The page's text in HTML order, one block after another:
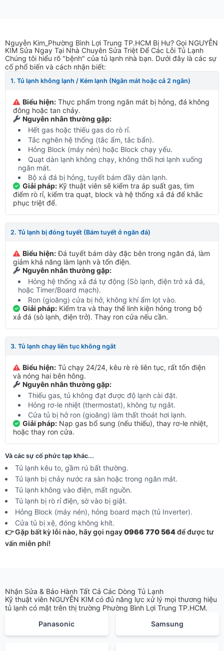
Nguyễn Kim_Phường Bình Lợi Trung TP.HCM Bị Hư? Gọi NGUYỄN
KIM Sửa Ngay Tại Nhà Chuyên Sửa Triệt Để Các Lỗi Tủ Lạnh
Chúng tôi hiểu rõ "bệnh" của tủ lạnh nhà bạn. Dưới đây là các sự
cố phổ biến và cách nhận biết:
1. Tủ lạnh không lạnh / Kém lạnh (Ngăn mát hoặc cả 2 ngăn)
Biểu hiện: Thực phẩm trong ngăn mát bị hỏng, đá không
đông hoặc tan chảy.
Nguyên nhân thường gặp:
Hết gas hoặc thiếu gas do rò rỉ.
Tắc nghẽn hệ thống (tắc ẩm, tắc bẩn).
Hỏng Block (máy nén) hoặc Block chạy yếu.
Quạt dàn lạnh không chạy, không thổi hơi lạnh xuống
ngăn mát.
Bộ xả đá bị hỏng, tuyết bám đầy dàn lạnh.
Giải pháp: Kỹ thuật viên sẽ kiểm tra áp suất gas, tìm
điểm rò rỉ, kiểm tra quạt, block và hệ thống xả đá để khắc
phục triệt để.
2. Tủ lạnh bị đóng tuyết (Bám tuyết ở ngăn đá)
Biểu hiện:Đá tuyết bám dày đặc bên trong ngăn đá, làm
giảm khả năng làm lạnh và tốn điện.
Nguyên nhân thường gặp:
Hỏng hệ thống xả đá tự động (Sò lạnh, điện trở xả đá,
hoặc Timer/Board mạch).
Ron (gioăng) cửa bị hở, không khí ẩm lọt vào.
Giải pháp: Kiểm tra và thay thế linh kiện hỏng trong bộ
xả đá (sò lạnh, điện trở). Thay ron cửa nếu cần.
3. Tủ lạnh chạy liên tục không ngắt
Biểu hiện: Tủ chạy 24/24, kêu rè rè liên tục, rất tốn điện
và nóng hai bên hông.
Nguyên nhân thường gặp:
Thiếu gas, tủ không đạt được độ lạnh cài đặt.
Hỏng rơ-le nhiệt (thermostat), không tự ngắt.
Cửa tủ bị hở ron (gioăng) làm thất thoát hơi lạnh.
Giải pháp: Nạp gas bổ sung (nếu thiếu), thay rơ-le nhiệt,
hoặc thay ron cửa.
Và các sự cố phức tạp khác...
Tủ lạnh kêu to, gầm rú bất thường.
Tủ lạnh bị chảy nước ra sàn hoặc trong ngăn mát.
Tủ lạnh không vào điện, mất nguồn.
Tủ lạnh bị rò rỉ điện, sờ vào bị giật.
Hỏng Block (máy nén), hỏng board mạch (tủ Inverter).
Cửa tủ bị xệ, đóng không khít.
👉 Gặp bất kỳ lỗi nào, hãy gọi ngay0966 770 564để được tư
vấn miễn phí!
Nhận Sửa & Bảo Hành Tất Cả Các Dòng Tủ Lạnh
Kỹ thuật viên NGUYỄN KIM có đủ năng lực xử lý mọi thương hiệu
tủ lạnh có mặt trên thị trường Phường Bình Lợi Trung TP.HCM.
Panasonic
Samsung